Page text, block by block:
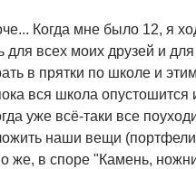
Когда мне было 12, я
для всех моих друзей и
в прятки по школе и
вся школа опустошится
уже всё-таки все
наши вещи (портфели
же, в споре "Камень,